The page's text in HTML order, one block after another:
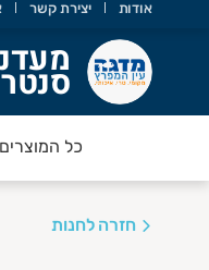
מעדניית מדגה
גרים במרכז ?
להזמנות מהירות לאזור
אודות יצירת קשר
סנטר
כל המוצרים
חזרה לחנות